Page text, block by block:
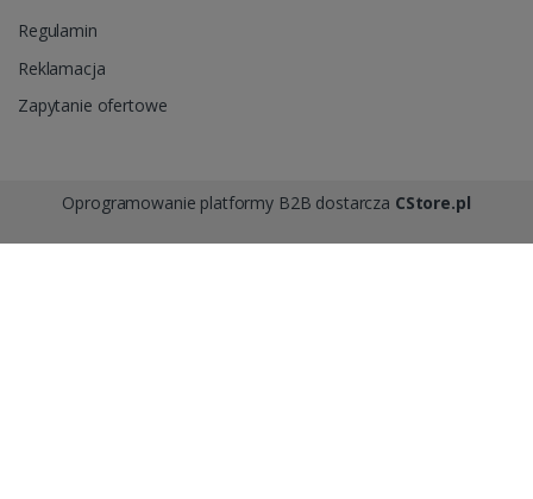
Regulamin
Reklamacja
Zapytanie ofertowe
Oprogramowanie platformy B2B dostarcza CStore.pl